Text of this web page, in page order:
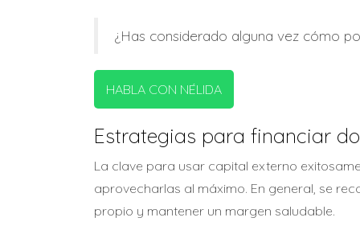
¿Has considerado alguna vez cómo
HABLA CON NÉLIDA
Estrategias para financiar
La clave para usar capital externo
aprovecharlas al máximo. En general, se
propio y mantener un margen saludable.